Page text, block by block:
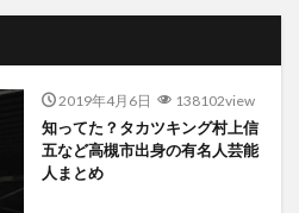
2019年4月6日 138102view
知ってた？タカツキング村上信
五など高槻市出身の有名人芸能
人まとめ